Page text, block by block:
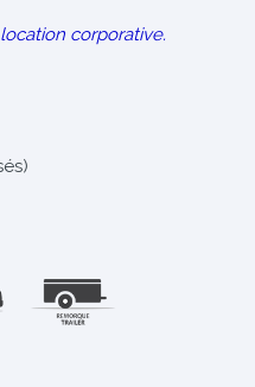
corporative.